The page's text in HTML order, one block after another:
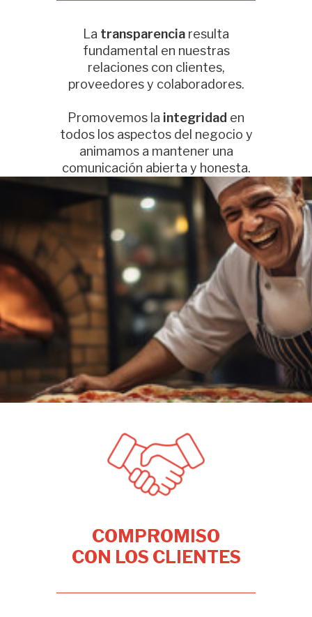
La transparencia resulta
fundamental en nuestras
relaciones con clientes,
proveedores y colaboradores.
Promovemos la integridad en
todos los aspectos del negocio y
animamos a mantener una
comunicación abierta y honesta.
COMPROMISO
CON LOS CLIENTES